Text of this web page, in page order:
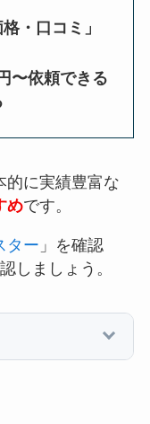
・口コミ」
〜依頼できる
的に実績豊富な
めです。
ター 」を確認
しましょう。